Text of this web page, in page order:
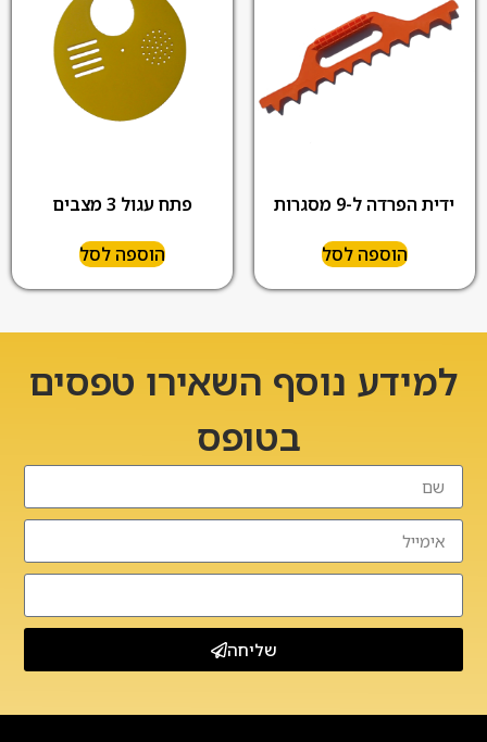
ידית הפרדה ל-9 מסגרות
הוספה לסל
פתח עגול 3 מצבים
הוספה לסל
למידע נוסף השאירו טפסים
בטופס
שליחה